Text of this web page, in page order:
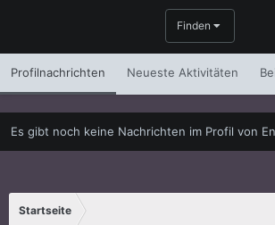
Finden
Profilnachrichten Neueste Aktivitäten
Es gibt noch keine Nachrichten im Profil von
Startseite